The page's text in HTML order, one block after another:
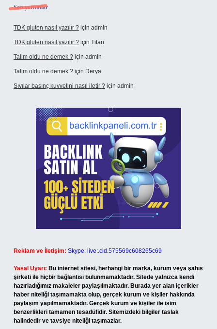
Son yorumlar
TDK gluten nasıl yazılır ? için admin
TDK gluten nasıl yazılır ? için Titan
Talim oldu ne demek ? için admin
Talim oldu ne demek ? için Derya
Sıvılar basınç kuvvetini nasıl iletir ? için admin
Reklam ve İletişim: Skype: live:.cid.575569c608265c69
Yasal Uyarı: Bu internet sitesi, herhangi bir marka, kurum veya şahıs
şirketi ile hiçbir bağlantısı bulunmamaktadır. Sitede yalnızca kendi
hazırladığımız makaleler paylaşılmaktadır. Burada yer alan içerikler
haber niteliği taşımamakta olup, gerçek kurum ve kişiler hakkında
paylaşım yapılmamaktadır. Gerçek kurum ve kişiler ile isim
benzerlikleri tamamen tesadüfidir. Sitemizdeki bilgiler taslak
halindedir ve tavsiye niteliği taşımazlar.